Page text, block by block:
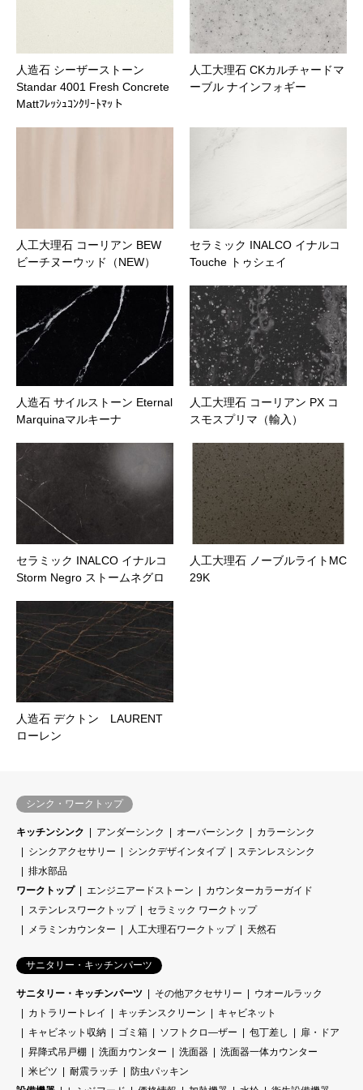
商品名
メッセージ本文
ファイル添付
人造石 シーザーストーン
Standar 4001 Fresh Concrete
Mattﾌﾚｯｼｭｺﾝｸﾘｰﾄﾏｯト
人工大理石 CKカルチャードマ
ーブル ナインフォギー
人工大理石 コーリアン BEW
ビーチヌーウッド（NEW）
セラミック INALCO イナルコ
Touche トゥシェイ
人造石 サイルストーン Eternal
Marquinaマルキーナ
人工大理石 コーリアン PX コ
スモスプリマ（輸入）
セラミック INALCO イナルコ
Storm Negro ストームネグロ
人工大理石 ノーブルライトMC
29K
人造石 デクトン LAURENT
ローレン
シンク・ワークトップ
キッチンシンク アンダーシンク オーバーシンク
カラーシンク
シンクアクセサリー
シンクデザインタイプ
ステンレスシンク
排水部品
ワークトップ
エンジニアードストーン
カウンターカラーガイド
ステンレスワークトップ
セラミック ワークトップ
メラミンカウンター
人工大理石ワークトップ 天然石
サニタリー・キッチンパーツ
サニタリー・キッチンパーツ その他アクセサリー
ウオールラック
カトラリートレイ
キッチンスクリーン
キャビネット
キャビネット収納
ゴミ箱 ソフトクロ―ザー 包丁差し
扉・ドア
昇降式吊戸棚
洗面カウンター 洗面器
洗面器一体カウンター
米ビツ
耐震ラッチ
防虫パッキン